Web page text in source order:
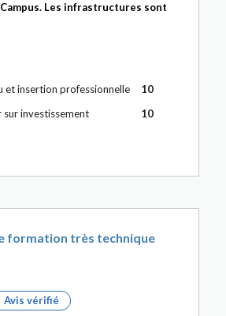
Les infrastructures sont
et insertion professionnelle
10
sur investissement
10
formation très technique
Avis vérifié